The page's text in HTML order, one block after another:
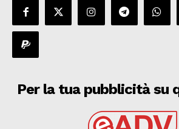
Per la tua pubblicità su